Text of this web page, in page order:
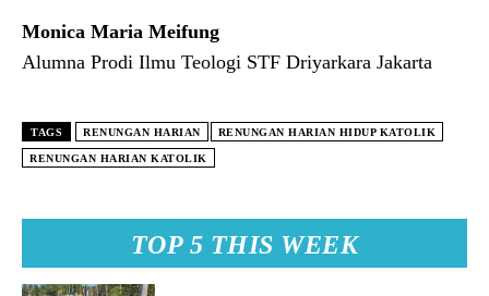
TOP 5 THIS WEEK
Monica Maria Meifung
Alumna Prodi Ilmu Teologi STF Driyarkara Jakarta
TAGS RENUNGAN HARIAN RENUNGAN HARIAN HIDUP KATOLIK
RENUNGAN HARIAN KATOLIK